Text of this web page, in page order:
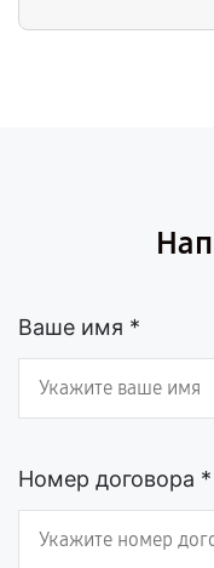
Ваше имя *
Номер договора *